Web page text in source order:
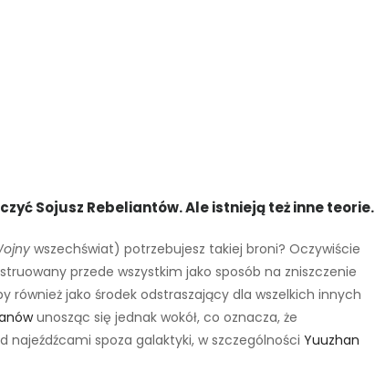
Sojusz Rebeliantów. Ale istnieją też inne teorie.
wszechświat) potrzebujesz takiej broni? Oczywiście
przede wszystkim jako sposób na zniszczenie
również jako środek odstraszający dla wszelkich innych
unosząc się jednak wokół, co oznacza, że ​​
spoza galaktyki, w szczególności Yuuzhan